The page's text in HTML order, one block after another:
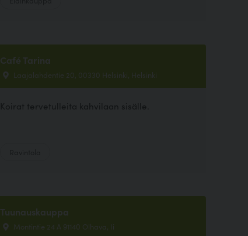
Café Tarina
Laajalahdentie 20, 00330 Helsinki, Helsinki
Koirat tervetulleita kahvilaan sisälle.
Tuunauskauppa
Montintie 24 A 91140 Olhava, Ii